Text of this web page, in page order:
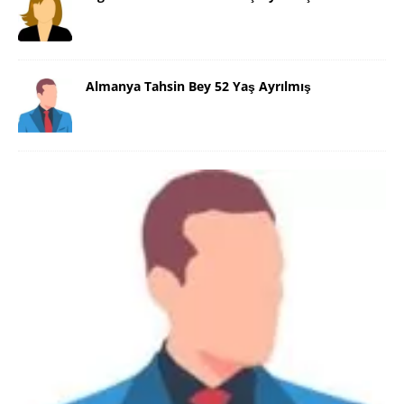
Almanya Tahsin Bey 52 Yaş Ayrılmış